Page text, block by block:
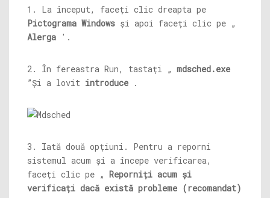
1. La început, faceți clic dreapta pe
Pictograma Windows și apoi faceți clic pe „
Alerga '.
2. În fereastra Run, tastați „ mdsched.exe
”Și a lovit introduce .
3. Iată două opțiuni. Pentru a reporni
sistemul acum și a începe verificarea,
faceți clic pe „ Reporniți acum și
verificați dacă există probleme (recomandat)